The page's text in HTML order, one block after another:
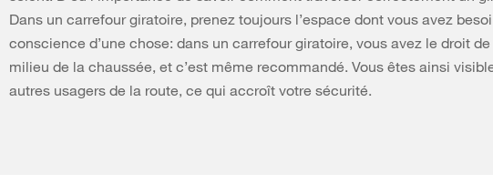
Dans un carrefour giratoire, prenez toujours l’espace dont vous avez
conscience d’une chose: dans un carrefour giratoire, vous avez le droit
milieu de la chaussée, et c’est même recommandé. Vous êtes ainsi
autres usagers de la route, ce qui accroît votre sécurité.